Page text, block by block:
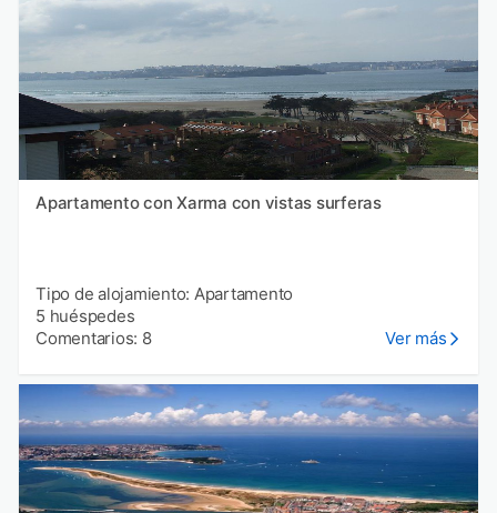
Apartamento con Xarma con vistas surferas
Tipo de alojamiento: Apartamento
5 huéspedes
Comentarios: 8
Ver más